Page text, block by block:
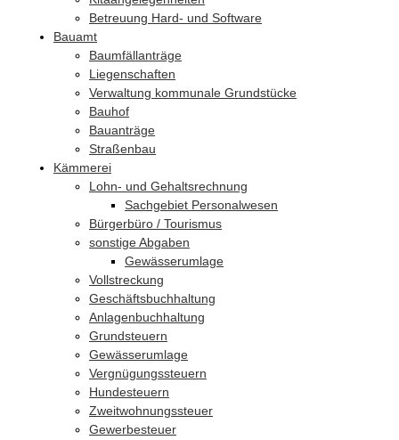
Betreuung Hard- und Software
Bauamt
Baumfällanträge
Liegenschaften
Verwaltung kommunale Grundstücke
Bauhof
Bauanträge
Straßenbau
Kämmerei
Lohn- und Gehaltsrechnung
Sachgebiet Personalwesen
Bürgerbüro / Tourismus
sonstige Abgaben
Gewässerumlage
Vollstreckung
Geschäftsbuchhaltung
Anlagenbuchhaltung
Grundsteuern
Gewässerumlage
Vergnügungssteuern
Hundesteuern
Zweitwohnungssteuer
Gewerbesteuer